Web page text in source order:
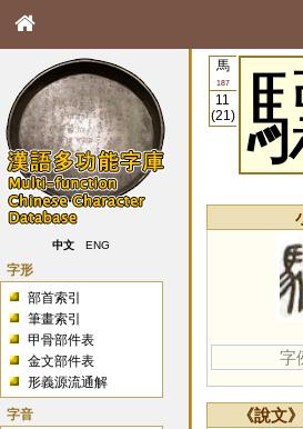
中文 ENG
字形
部首索引
筆畫索引
甲骨部件表
金文部件表
形義源流通解
字音
馬
187
11
(21)
字
《說文》